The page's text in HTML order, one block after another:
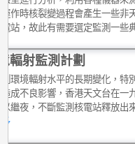
作時核裂變過程會產生一些非
站，故此有需要選定監測一些
輻射監測計劃
環境輻射水平的長期變化，特
成不良影響，香港天文台在一
繼夜，不斷監測核電站釋放出